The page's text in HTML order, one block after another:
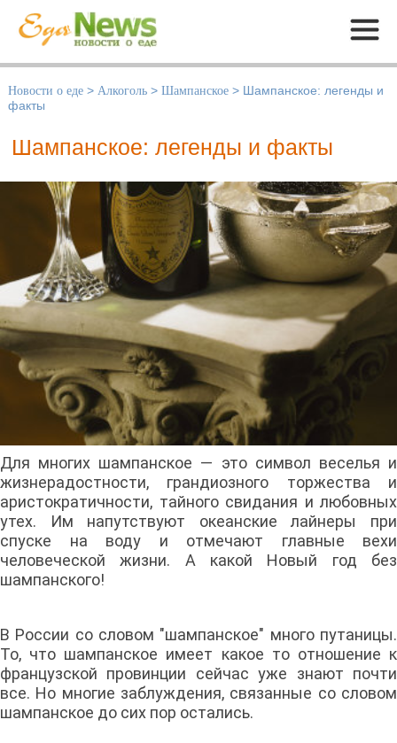
Меню
Новости о еде > Алкоголь > Шампанское > Шампанское: легенды и
факты
Шампанское: легенды и факты
Для многих шампанское — это символ веселья и
жизнерадостности, грандиозного торжества и
аристократичности, тайного свидания и любовных
утех. Им напутствуют океанские лайнеры при
спуске на воду и отмечают главные вехи
человеческой жизни. А какой Новый год без
шампанского!
В России со словом "шампанское" много путаницы.
То, что шампанское имеет какое то отношение к
французской провинции сейчас уже знают почти
все. Но многие заблуждения, связанные со словом
шампанское до сих пор остались.